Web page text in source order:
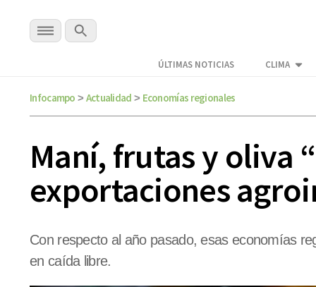
ÚLTIMAS NOTICIAS CLIMA
Infocampo > Actualidad > Economías regionales
Maní, frutas y oliva
exportaciones
Con respecto al año pasado, esas economías
en caída libre.